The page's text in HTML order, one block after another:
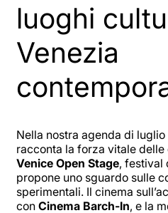
luoghi
Venezia
Nella nostra agenda di
racconta la forza vitale
Venice Open Stage, festival
propone uno sguardo sulle
sperimentali. Il cinema
con Cinema Barch-In, e la